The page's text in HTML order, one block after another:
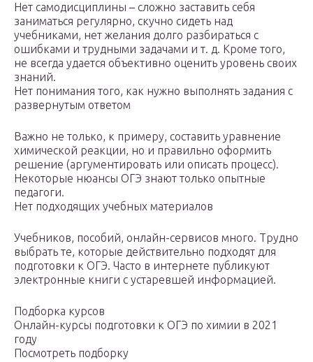
Нет самодисциплины – сложно заставить себя
заниматься регулярно, скучно сидеть над
учебниками, нет желания долго разбираться с
ошибками и трудными задачами и т. д. Кроме того,
не всегда удается объективно оценить уровень своих
знаний.
Нет понимания того, как нужно выполнять задания с
развернутым ответом
Важно не только, к примеру, составить уравнение
химической реакции, но и правильно оформить
решение (аргументировать или описать процесс).
Некоторые нюансы ОГЭ знают только опытные
педагоги.
Нет подходящих учебных материалов
Учебников, пособий, онлайн-сервисов много. Трудно
выбрать те, которые действительно подходят для
подготовки к ОГЭ. Часто в интернете публикуют
электронные книги с устаревшей информацией.
Подборка курсов
Онлайн-курсы подготовки к ОГЭ по химии в 2021
году
Посмотреть подборку